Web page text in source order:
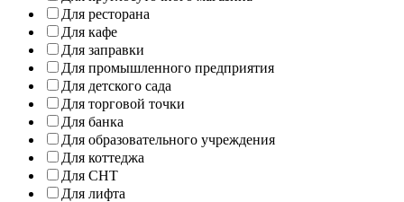
Для ресторана
Для кафе
Для заправки
Для промышленного предприятия
Для детского сада
Для торговой точки
Для банка
Для образовательного учреждения
Для коттеджа
Для СНТ
Для лифта